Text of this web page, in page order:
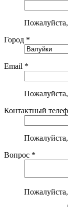
Пожалуйста,
Город *
Email *
Контактный
Вопрос *